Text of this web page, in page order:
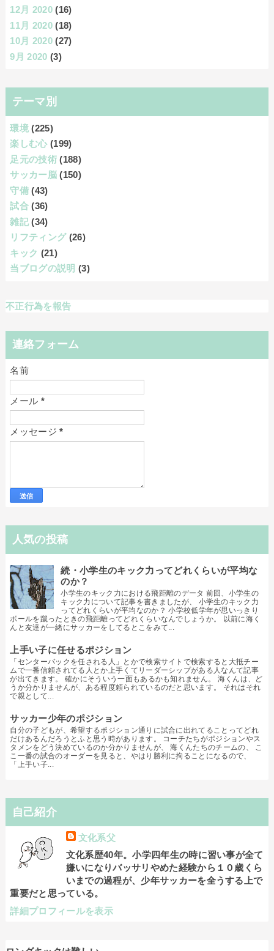
12月 2020 (16)
11月 2020 (18)
10月 2020 (27)
9月 2020 (3)
テーマ別
環境 (225)
楽しむ心 (199)
足元の技術 (188)
サッカー脳 (150)
守備 (43)
試合 (36)
雑記 (34)
リフティング (26)
キック (21)
当ブログの説明 (3)
不正行為を報告
連絡フォーム
名前
メール *
メッセージ*
人気の投稿
続・小学生のキック力ってどれくらいが平均な
のか？
小学生のキック力における飛距離のデータ 前回、小学生の
キック力について記事を書きましたが、 小学生のキック力
ってどれくらいが平均なのか？ 小学校低学年が思いっきり
ボールを蹴ったときの飛距離ってどれくらいなんでしょうか。 以前に海く
んと友達が一緒にサッカーをしてるとこをみて...
上手い子に任せるポジション
「センターバックを任される人」とかで検索サイトで検索すると大抵チー
ムで一番信頼されてる人とか上手くてリーダーシップがある人なんて記事
が出てきます。 確かにそういう一面もあるかも知れません。 海くんは、ど
うか分かりませんが、ある程度頼られているのだと思います。 それはそれ
で親として...
サッカー少年のポジション
自分の子どもが、希望するポジション通りに試合に出れてることってどれ
だけあるんだろうとふと思う時があります。 コーチたちがポジションやス
タメンをどう決めているのか分かりませんが、 海くんたちのチームの、 こ
こ一番の試合のオーダーを見ると、やはり勝利に拘ることになるので、
「上手い子...
自己紹介
文化系父
文化系歴40年。小学四年生の時に習い事が全て
嫌いになりバッサリやめた経験から１０歳くら
いまでの過程が、少年サッカーを全うする上で
重要だと思っている。
詳細プロフィールを表示